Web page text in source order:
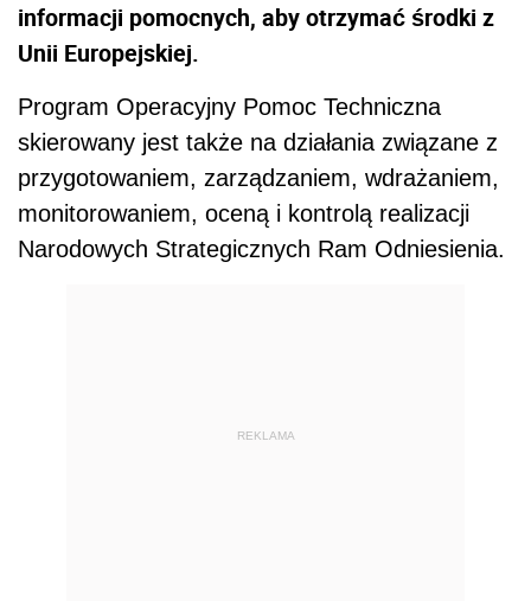
informacji pomocnych, aby otrzymać środki z
Unii Europejskiej.
Program Operacyjny Pomoc Techniczna
skierowany jest także na działania związane z
przygotowaniem, zarządzaniem, wdrażaniem,
monitorowaniem, oceną i kontrolą realizacji
Narodowych Strategicznych Ram Odniesienia.
REKLAMA